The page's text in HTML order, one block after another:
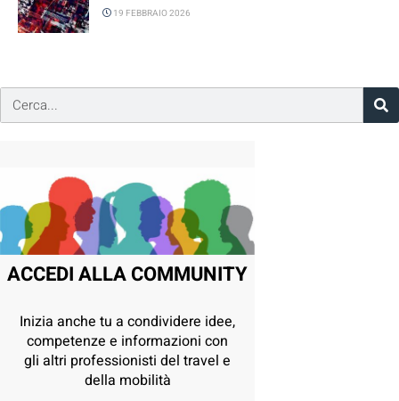
19 FEBBRAIO 2026
ACCEDI ALLA COMMUNITY
Inizia anche tu a condividere idee,
competenze e informazioni con
gli altri professionisti del travel e
della mobilità